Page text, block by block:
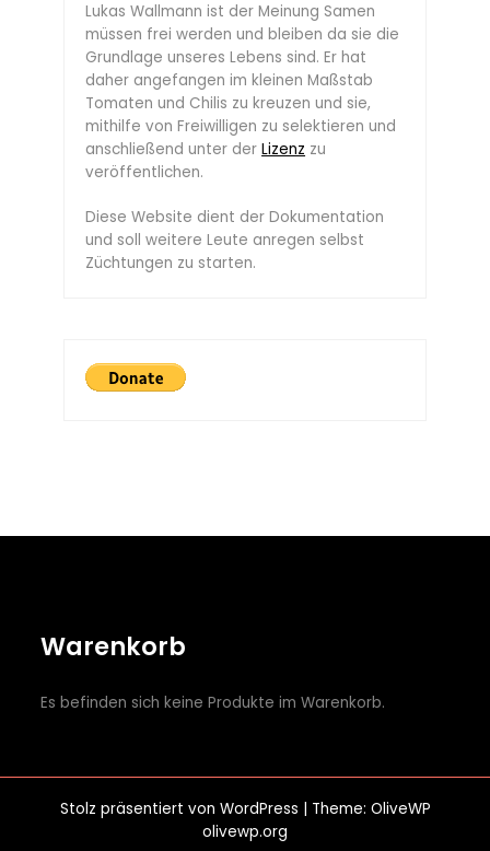
Lukas Wallmann ist der Meinung Samen
müssen frei werden und bleiben da sie die
Grundlage unseres Lebens sind. Er hat
daher angefangen im kleinen Maßstab
Tomaten und Chilis zu kreuzen und sie,
mithilfe von Freiwilligen zu selektieren und
anschließend unter derLizenz zu
veröffentlichen.
Diese Website dient der Dokumentation
und soll weitere Leute anregen selbst
Züchtungen zu starten.
Warenkorb
Es befinden sich keine Produkte im Warenkorb.
Stolz präsentiert von WordPress | Theme: OliveWP
olivewp.org